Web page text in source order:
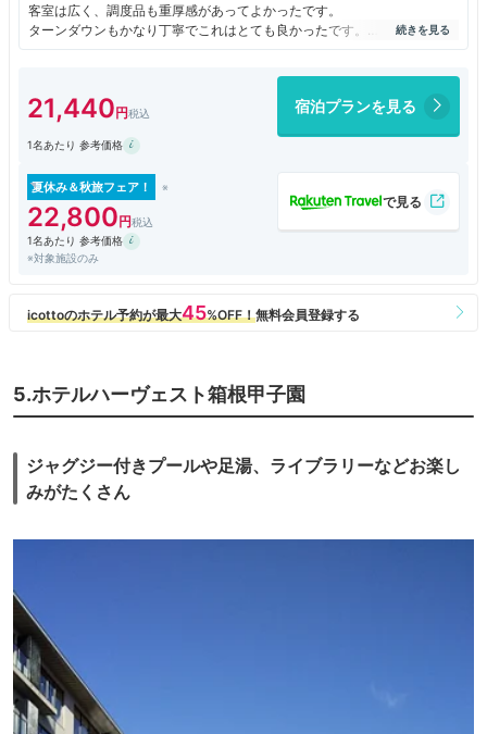
客室は広く、調度品も重厚感があってよかったです。
ターンダウンもかなり丁寧でこれはとても良かったです。
ただ、ほかは気になったっ点も多くあります。
勝手に取りに行っている人もいましたが、チェックインを待たせている間
やチェックイン時に出すと良いのではと思います。ロビーフロアにはスタ
ッフも多いのですが、立っているだけでの人が多いのはかなり残念。ウェ
フラダンスショーの案内もなかったです。プールが別料金なので、このフ
ランダンスショーくらいしかハワイらしさはないのに？？？
プール別料金なのは、かなりおどろき。滞在中は何度も使えますって強調
して説明してましたが、重要なのそこじゃないから。ハワイらしさだせる
のって、むしろプールくらいしかないんじゃないかと思いましたが、ここ
チェックイン時に翌朝の朝刊を聞かれましたが、新聞は届きませんでし
届かないって、、、オペレーションできないなら、こんなサービスいらな
いと思います。
朝食会場は、窓なしの空間で非常に閉塞感があります。料理の品数もやや
い。アサイーボウルは思ったより小さいのも残念な感じ。個人的には、和
風の焼き魚や中華街つながり？のシューマイとかはいらないのでは。品数
少ないなら、ハワイっぽさをもっと出しても良いのではと思います。ライ
なく、むしろ主食なのでは。これで１人５０００円はちょっとないかな
21,440 宿泊プランを見る
1名あたり 参考価格
夏休み＆秋旅フェア！
22,800
1名あたり 参考価格
※対象施設のみ
5.ホテルハーヴェスト箱根甲子園
ジャグジー付きプールや足湯、ライブラリーなどお楽し
みがたくさん